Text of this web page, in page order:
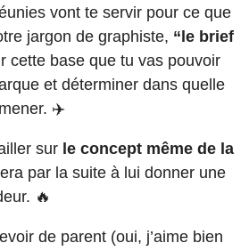
vont te servir pour ce que
jargon de graphiste, “le brief
cette base que tu vas pouvoir
et déterminer dans quelle
✈️
sur le concept même de la
par la suite à lui donner une
🔥
de parent (oui, j’aime bien